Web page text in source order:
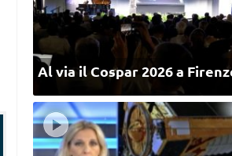
Al via il Cospar 2026 a